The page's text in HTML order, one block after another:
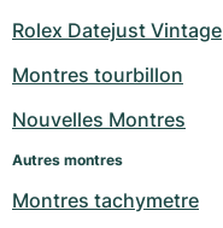
Rolex Datejust Vintage
Montres tourbillon
Nouvelles Montres
Autres montres
Montres tachymetre